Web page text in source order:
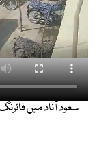
سعود آناد میں